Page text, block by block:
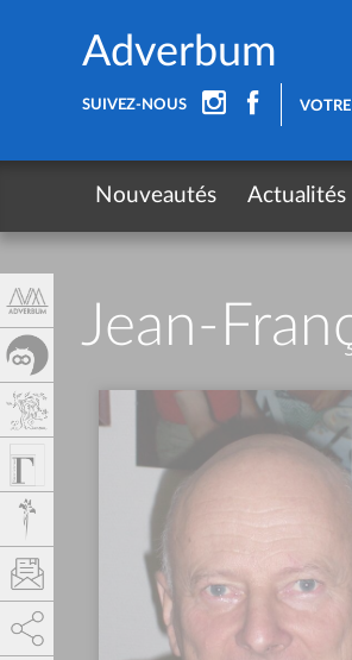
Jean-
Adverbum
SUIVEZ-NOUS
Nouveautés Actualités
AddThis est désactivé.